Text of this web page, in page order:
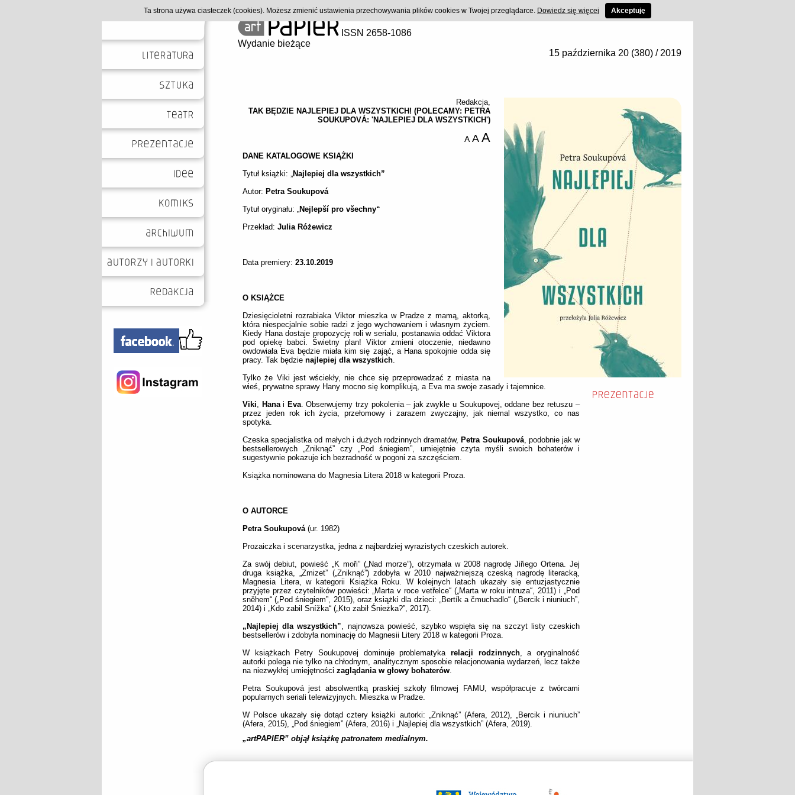
ISSN 2658-1086
Wydanie bieżące
15 października 20 (380) / 2019
Redakcja,
TAK BĘDZIE NAJLEPIEJ DLA WSZYSTKICH! (POLECAMY: PETRA
SOUKUPOVÁ: 'NAJLEPIEJ DLA WSZYSTKICH')
A A A
DANE KATALOGOWE KSIĄŻKI
Tytuł książki: „Najlepiej dla wszystkich”
Autor: Petra Soukupová
Tytuł oryginału: „Nejlepší pro všechny“
Przekład: Julia Różewicz
Data premiery: 23.10.2019
O KSIĄŻCE
Dziesięcioletni rozrabiaka Viktor mieszka w Pradze z mamą, aktorką,
która niespecjalnie sobie radzi z jego wychowaniem i własnym życiem.
Kiedy Hana dostaje propozycję roli w serialu, postanawia oddać Viktora
pod opiekę babci. Świetny plan! Viktor zmieni otoczenie, niedawno
owdowiała Eva będzie miała kim się zająć, a Hana spokojnie odda się
pracy. Tak będzie najlepiej dla wszystkich.
Tylko że Viki jest wściekły, nie chce się przeprowadzać z miasta na
wieś, prywatne sprawy Hany mocno się komplikują, a Eva ma swoje zasady i tajemnice.
Viki, Hanai Eva. Obserwujemy trzy pokolenia – jak zwykle u Soukupovej, oddane bez retuszu –
przez jeden rok ich życia, przełomowy i zarazem zwyczajny, jak niemal wszystko, co nas
spotyka.
Czeska specjalistka od małych i dużych rodzinnych dramatów, Petra Soukupová, podobnie jak w
bestsellerowych „Zniknąć” czy „Pod śniegiem”, umiejętnie czyta myśli swoich bohaterów i
sugestywnie pokazuje ich bezradność w pogoni za szczęściem.
Książka nominowana do Magnesia Litera 2018 w kategorii Proza.
O AUTORCE
Petra Soukupová(ur. 1982)
Prozaiczka i scenarzystka, jedna z najbardziej wyrazistych czeskich autorek.
Za swój debiut, powieść „K moři” („Nad morze”), otrzymała w 2008 nagrodę Jiřiego Ortena. Jej
druga książka, „Zmizet” („Zniknąć”) zdobyła w 2010 najważniejszą czeską nagrodę literacką,
Magnesia Litera, w kategorii Książka Roku. W kolejnych latach ukazały się entuzjastycznie
przyjęte przez czytelników powieści: „Marta v roce vetřelce“ („Marta w roku intruza“, 2011) i „Pod
sněhem“ („Pod śniegiem”, 2015), oraz książki dla dzieci: „Bertík a čmuchadlo“ („Bercik i niuniuch”,
2014) i „Kdo zabil Snížka“ („Kto zabił Śnieżka?”, 2017).
„Najlepiej dla wszystkich”, najnowsza powieść, szybko wspięła się na szczyt listy czeskich
bestsellerów i zdobyła nominację do Magnesii Litery 2018 w kategorii Proza.
W książkach Petry Soukupovej dominuje problematyka relacji rodzinnych, a oryginalność
autorki polega nie tylko na chłodnym, analitycznym sposobie relacjonowania wydarzeń, lecz także
na niezwykłej umiejętności zaglądania w głowy bohaterów.
Petra Soukupová jest absolwentką praskiej szkoły filmowej FAMU, współpracuje z twórcami
popularnych seriali telewizyjnych. Mieszka w Pradze.
W Polsce ukazały się dotąd cztery książki autorki: „Zniknąć” (Afera, 2012), „Bercik i niuniuch”
(Afera, 2015), „Pod śniegiem” (Afera, 2016) i „Najlepiej dla wszystkich” (Afera, 2019).
„artPAPIER” objął książkę patronatem medialnym.
Ta strona używa ciasteczek (cookies). Możesz zmienić ustawienia przechowywania plików cookies w Twojej przeglądarce. Dowiedz się więcej Akceptuję